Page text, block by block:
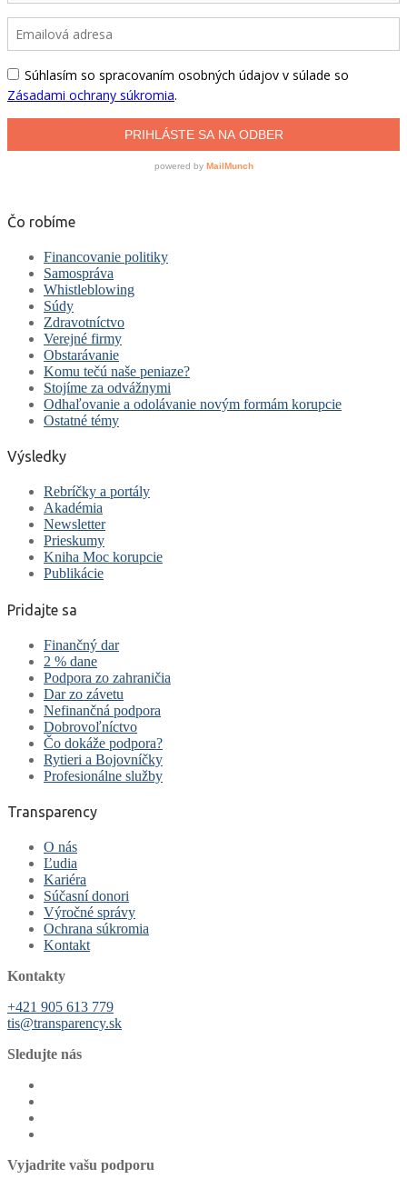
Čo robíme
Financovanie politiky
Samospráva
Whistleblowing
Súdy
Zdravotníctvo
Verejné firmy
Obstarávanie
Komu tečú naše peniaze?
Stojíme za odvážnymi
Odhaľovanie a odolávanie novým formám korupcie
Ostatné témy
Výsledky
Rebríčky a portály
Akadémia
Newsletter
Prieskumy
Kniha Moc korupcie
Publikácie
Pridajte sa
Finančný dar
2 % dane
Podpora zo zahraničia
Dar zo závetu
Nefinančná podpora
Dobrovoľníctvo
Čo dokáže podpora?
Rytieri a Bojovníčky
Profesionálne služby
Transparency
O nás
Ľudia
Kariéra
Súčasní donori
Výročné správy
Ochrana súkromia
Kontakt
Kontakty
+421 905 613 779
tis@transparency.sk
Sledujte nás
Vyjadrite vašu podporu